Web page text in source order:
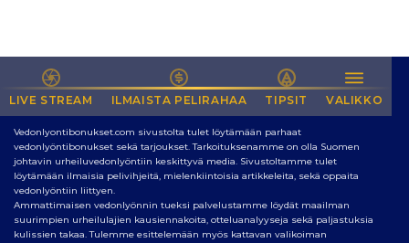
LIVE STREAM ILMAISTA PELIRAHAA TIPSIT VALIKKO
NETIN PARAS SIVUSTO VEDONLYÖNTIIN
Vedonlyontibonukset.com sivustolta tulet löytämään parhaat
vedonlyöntibonukset sekä tarjoukset. Tarkoituksenamme on olla Suomen
johtavin urheiluvedonlyöntiin keskittyvä media. Sivustoltamme tulet
löytämään ilmaisia pelivihjeitä, mielenkiintoisia artikkeleita, sekä oppaita
vedonlyöntiin liittyen.
Ammattimaisen vedonlyönnin tueksi palvelustamme löydät maailman
suurimpien urheilulajien kausiennakoita, otteluanalyyseja sekä paljastuksia
kulissien takaa. Tulemme esittelemään myös kattavan valikoiman